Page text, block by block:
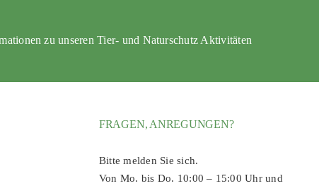
zu unseren Tier- und Naturschutz Aktivitäten
FRAGEN, ANREGUNGEN?
Bitte melden Sie sich.
Von Mo. bis Do. 10:00 – 15:00 Uhr und